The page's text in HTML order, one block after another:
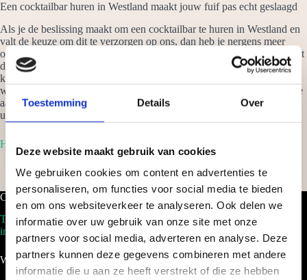
Toestemming Details Over
Deze website maakt gebruik van cookies
We gebruiken cookies om content en advertenties te
personaliseren, om functies voor social media te bieden
en om ons websiteverkeer te analyseren. Ook delen we
informatie over uw gebruik van onze site met onze
partners voor social media, adverteren en analyse. Deze
partners kunnen deze gegevens combineren met andere
informatie die u aan ze heeft verstrekt of die ze hebben
Een cocktailbar huren in Westland maakt jouw fuif pas echt geslaagd
Als je de beslissing maakt om een cocktailbar te huren in Westland en
valt de keuze om dit te verzorgen op ons, dan heb je nergens meer
omkijken naar. Wij nemen alles mee dat nodig is en garanderen jou dat
de cocktails jouw fuif een spectaculair evenement maken. Van een
klein intiem feestje thuis, tot eenmega evenement als een beurs, waar
wij ook staan: het wordt een successtuk. Vraag vrijblijvend een offerte
aan om een cocktailbar te huren in Westland en je ontvangt binnen 24
uur een scherp voorstel op maat!
Home
Cocktailbar.nl
Tel. 088-2035100
info@cocktailbar.nl
Wij werken landelijk!